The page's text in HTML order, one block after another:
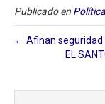
Publicado en Política
← Afinan seguridad
EL